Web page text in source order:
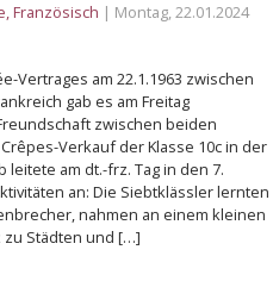
,Französisch | Montag, 22.01.2024
Vertrages am 22.1.1963 zwischen
gab es am Freitag
zwischen beiden
Verkauf der Klasse 10c in der
leitete am dt.-frz. Tag in den 7.
an: Die Siebtklässler lernten
nahmen an einem kleinen
zu Städten und […]